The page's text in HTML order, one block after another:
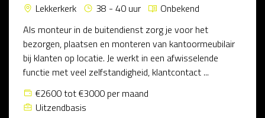
Lekkerkerk 38 - 40 uur
Onbekend
Als monteur in de buitendienst zorg je voor het
bezorgen, plaatsen en monteren van kantoormeubilair
bij klanten op locatie. Je werkt in een afwisselende
functie met veel zelfstandigheid, klantcontact ...
€2600 tot €3000 per maand
Uitzendbasis